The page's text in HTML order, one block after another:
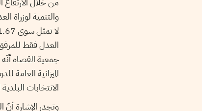
الانتخابات البلدية
وتجدر الإشارة أنّ